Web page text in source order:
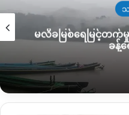
ကြတဲ့ ပြည်သူလူထုအားရဲ့ ဘဝ
တာကြောင့် သတိထားကြဖို့လ
လက်ရှိ စစ်ကောင်စီရဲ့ အုပ်ချု
အနေနဲ့ မိမိရဲ့ စိတ်ထဲမှာ လက်ခံ
စေ၊ ရွေးကောက်ပွဲတွေမှာ ပါ
ယောက်ရဲ့ ပါဝင်မှုက တိုင်းပ
မလိခမြစ်ရေမြင့်တက်
ခန့်ရ